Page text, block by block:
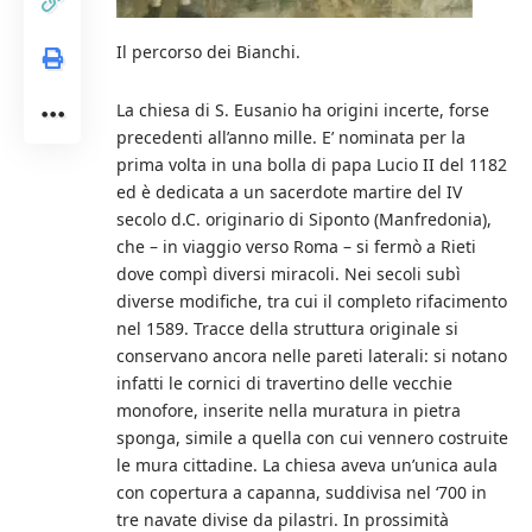
Il percorso dei Bianchi.
La chiesa di S. Eusanio ha origini incerte, forse
precedenti all’anno mille. E’ nominata per la
prima volta in una bolla di papa Lucio II del 1182
ed è dedicata a un sacerdote martire del IV
secolo d.C. originario di Siponto (Manfredonia),
che – in viaggio verso Roma – si fermò a Rieti
dove compì diversi miracoli. Nei secoli subì
diverse modifiche, tra cui il completo rifacimento
nel 1589. Tracce della struttura originale si
conservano ancora nelle pareti laterali: si notano
infatti le cornici di travertino delle vecchie
monofore, inserite nella muratura in pietra
sponga, simile a quella con cui vennero costruite
le mura cittadine. La chiesa aveva un’unica aula
con copertura a capanna, suddivisa nel ‘700 in
tre navate divise da pilastri. In prossimità